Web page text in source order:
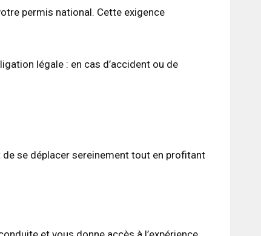
permis national. Cette exigence
légale : en cas d’accident ou de
se déplacer sereinement tout en profitant